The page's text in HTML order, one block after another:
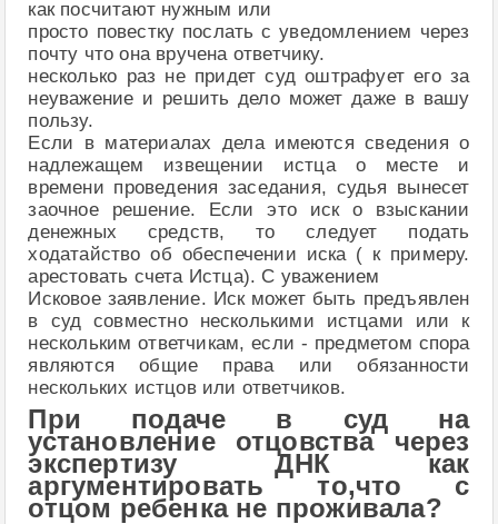
как посчитают нужным или
просто повестку послать с уведомлением через
почту что она вручена ответчику.
несколько раз не придет суд оштрафует его за
неуважение и решить дело может даже в вашу
пользу.
Если в материалах дела имеются сведения о
надлежащем извещении истца о месте и
времени проведения заседания, судья вынесет
заочное решение. Если это иск о взыскании
денежных средств, то следует подать
ходатайство об обеспечении иска ( к примеру.
арестовать счета Истца). С уважением
Исковое заявление. Иск может быть предъявлен
в суд совместно несколькими истцами или к
нескольким ответчикам, если - предметом спора
являются общие права или обязанности
нескольких истцов или ответчиков.
При подаче в суд на
установление отцовства через
экспертизу ДНК как
аргументировать то,что с
отцом ребенка не проживала?